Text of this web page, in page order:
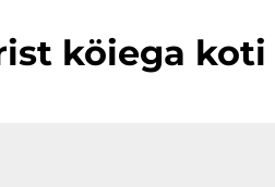
köiega